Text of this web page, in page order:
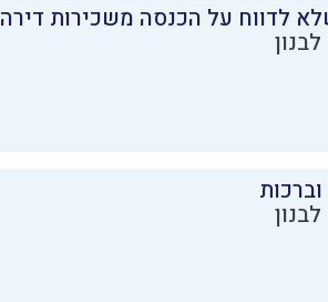
לדווח על הכנסה משכירות דירה